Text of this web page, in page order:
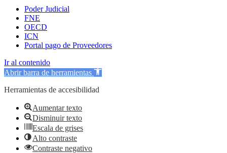
Poder Judicial
FNE
OECD
ICN
Portal pago de Proveedores
Ir al contenido
Abrir barra de herramientas
Herramientas de accesibilidad
Aumentar texto
Disminuir texto
Escala de grises
Alto contraste
Contraste negativo